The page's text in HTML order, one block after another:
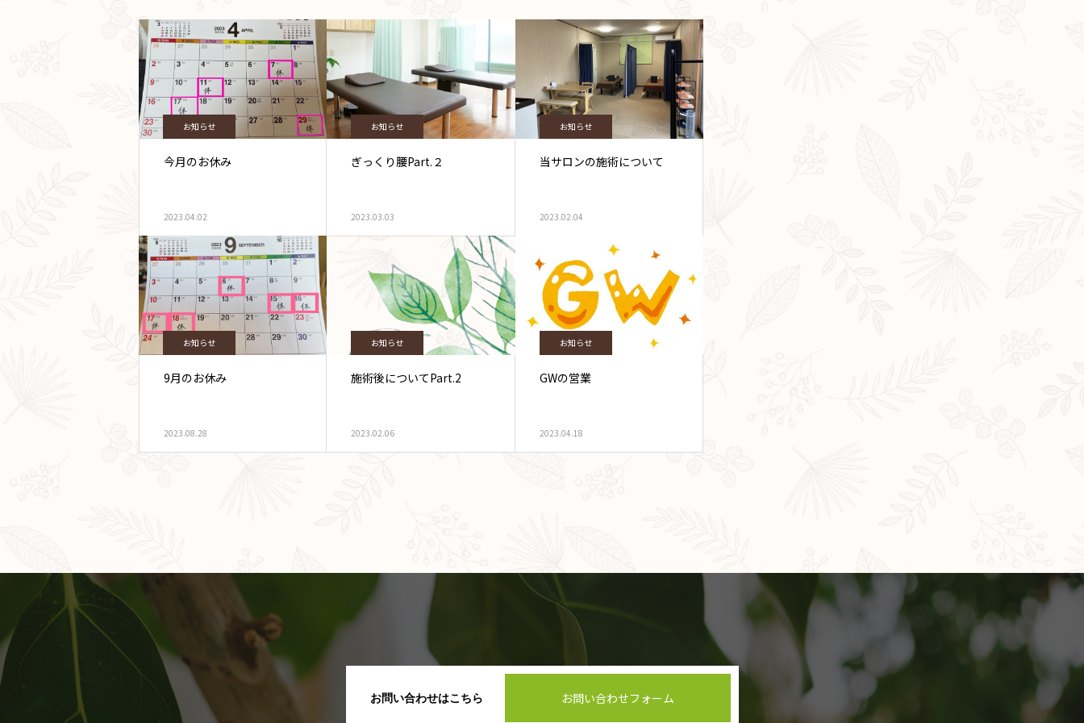
お知らせ
今月のお休み
2023.04.02
お知らせ
ぎっくり腰Part.２
2023.03.03
お知らせ
当サロンの施術について
2023.02.04
お知らせ
9月のお休み
2023.08.28
お知らせ
施術後についてPart.2
2023.02.06
お知らせ
GWの営業
2023.04.18
お問い合わせはこちら お問い合わせフォーム